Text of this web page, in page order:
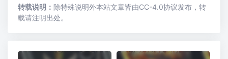
转载说明： 除特殊说明外本站文章皆由CC-4.0协议发布，转
载请注明出处。